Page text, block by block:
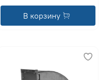
В корзину